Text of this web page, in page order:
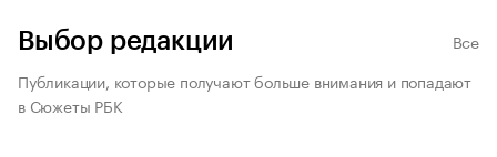
Выбор редакции
Все
Публикации, которые получают больше внимания и попадают
в Сюжеты РБК